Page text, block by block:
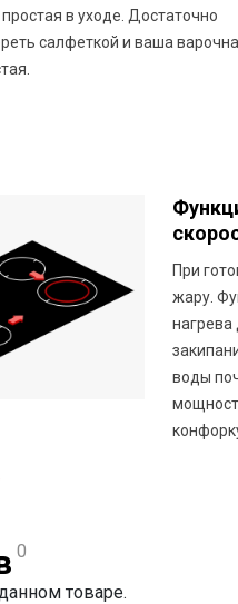
в уходе. Достаточно
салфеткой и ваша
При
жару.
нагрева
воды
0
товаре.